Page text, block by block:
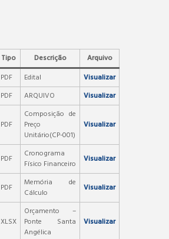
Tipo Descrição
Arquivo
PDF Edital
Visualizar
PDF ARQUIVO Visualizar
PDF
Composição de
Preço
Unitário(CP-001)
Visualizar
PDF
Cronograma
Físico Financeiro
Visualizar
PDF
Memória de
Cálculo
Visualizar
XLSX
Orçamento –
Ponte Santa
Angélica
Visualizar